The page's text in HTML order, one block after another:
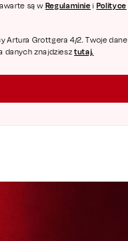
są w Regulaminie i Polityce
Artura Grottgera 4/2. Twoje dane
danych znajdziesztutaj.